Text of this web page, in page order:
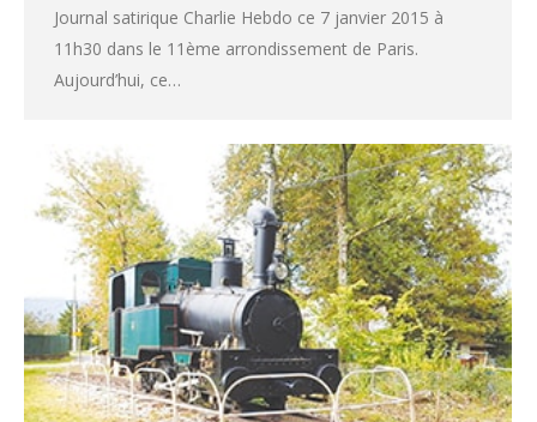
Journal satirique Charlie Hebdo ce 7 janvier 2015 à
11h30 dans le 11ème arrondissement de Paris.
Aujourd’hui, ce…